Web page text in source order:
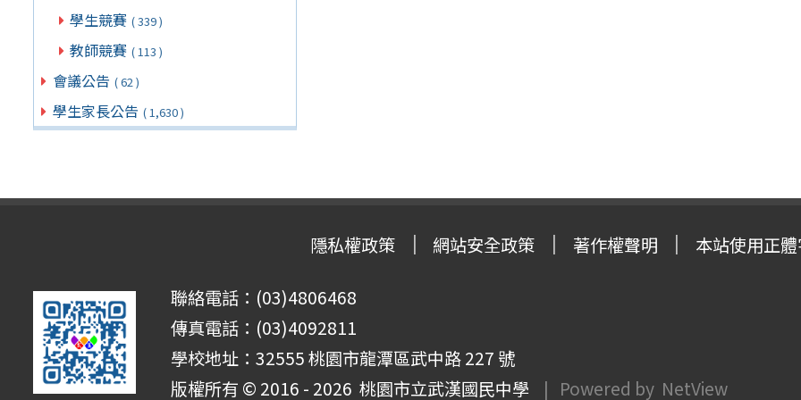
學生競賽 ( 339 )
教師競賽 ( 113 )
會議公告 ( 62 )
學生家長公告 ( 1,630 )
隱私權政策 網站安全政策 著作權聲明 本站使用正
聯絡電話：(03)4806468
傳真電話：(03)4092811
學校地址：32555 桃園市龍潭區武中路 227 號
版權所有 © 2016 - 2026 桃園市立武漢國民中學 | Powered by NetView